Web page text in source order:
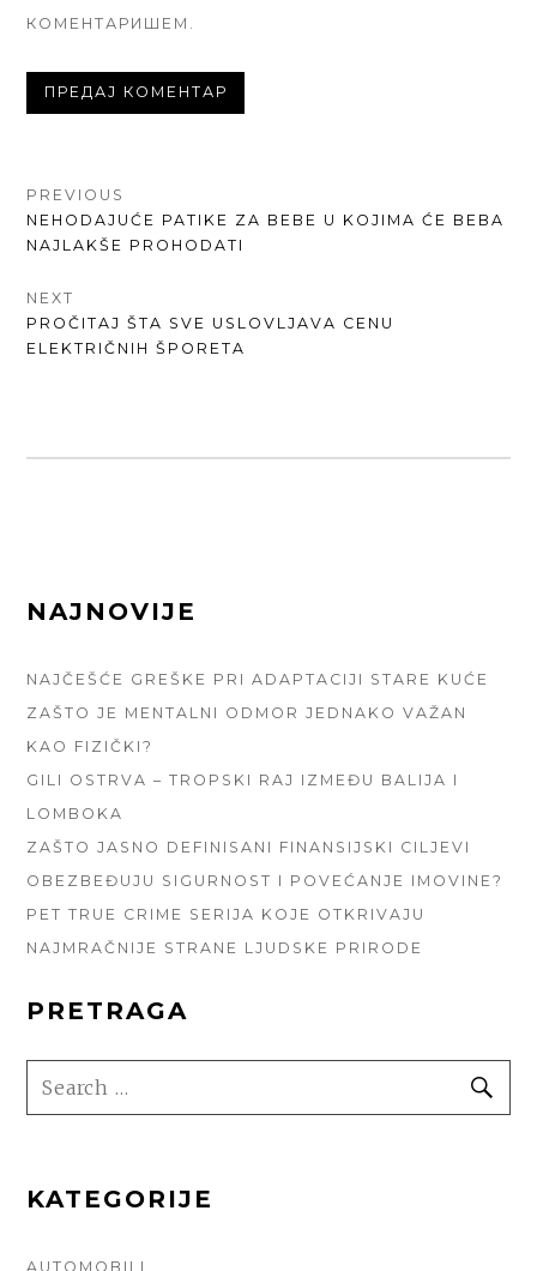
КОМЕНТАРИШЕМ.
КРЕТАЊЕ
ЧЛАНКА
PREVIOUS
PREVIOUS
POST:
NEHODAJUĆE PATIKE ZA BEBE U KOJIMA ĆE BEBA
NAJLAKŠE PROHODATI
NEXT
NEXT
POST:
PROČITAJ ŠTA SVE USLOVLJAVA CENU
ELEKTRIČNIH ŠPORETA
FOOTER
NAJNOVIJE
NAJČEŠĆE GREŠKE PRI ADAPTACIJI STARE KUĆE
ZAŠTO JE MENTALNI ODMOR JEDNAKO VAŽAN
KAO FIZIČKI?
GILI OSTRVA – TROPSKI RAJ IZMEĐU BALIJA I
LOMBOKA
ZAŠTO JASNO DEFINISANI FINANSIJSKI CILJEVI
OBEZBEĐUJU SIGURNOST I POVEĆANJE IMOVINE?
PET TRUE CRIME SERIJA KOJE OTKRIVAJU
NAJMRAČNIJE STRANE LJUDSKE PRIRODE
PRETRAGA
SEARCH
FOR:
KATEGORIJE
AUTOMOBILI